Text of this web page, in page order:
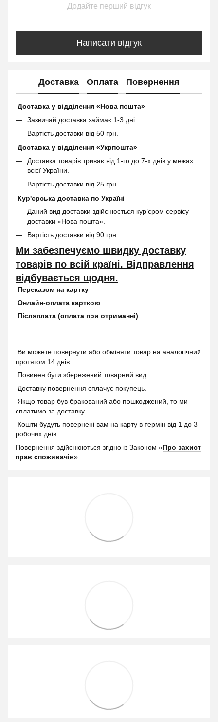
Додайте перший відгук
Написати відгук
Доставка Оплата Повернення
Доставка у відділення «Нова пошта»
Зазвичай доставка займає 1-3 дні.
Вартість доставки від 50 грн.
Доставка у відділення «Укрпошта»
Доставка товарів триває від 1-го до 7-х днів у межах
всієї України.
Вартість доставки від 25 грн.
Кур'єрська доставка по Україні
Даний вид доставки здійснюється кур’єром сервісу
доставки «Нова пошта».
Вартість доставки від 90 грн.
Ми забезпечуємо швидку доставку
товарів по всій країні. Відправлення
відбувається щодня.
Переказом на картку
Онлайн-оплата карткою
Післяплата (оплата при отриманні)
Ви можете повернути або обміняти товар на аналогічний
протягом 14 днів.
Повинен бути збережений товарний вид.
Доставку повернення сплачує покупець.
Якщо товар був бракований або пошкоджений, то ми
сплатимо за доставку.
Кошти будуть повернені вам на карту в термін від 1 до 3
робочих днів.
Повернення здійснюються згідно із Законом «Про захист
прав споживачів»